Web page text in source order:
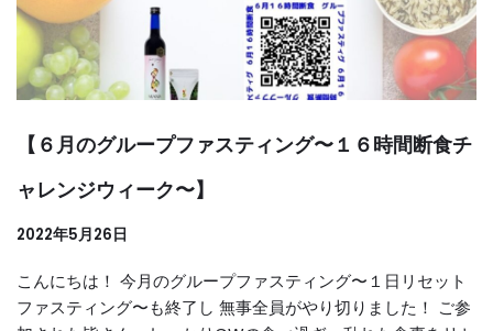
【６月のグループファスティング〜１６時間断食チ
ャレンジウィーク〜】
2022年5月26日
こんにちは！ 今月のグループファスティング〜１日リセット
ファスティング〜も終了し 無事全員がやり切りました！ ご参